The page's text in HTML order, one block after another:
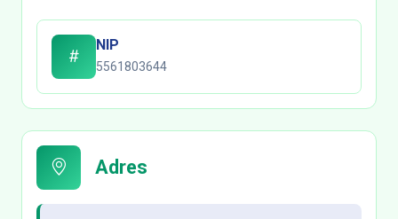
NIP
5561803644
Adres